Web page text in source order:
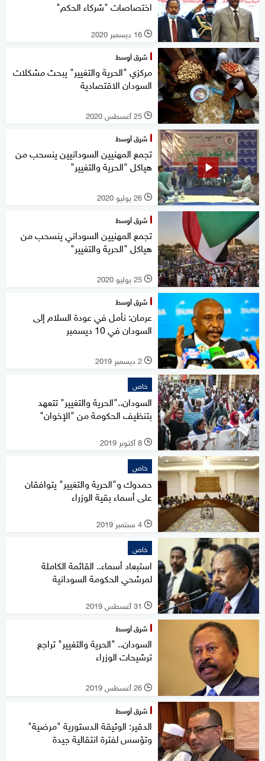
اختصاصات "شركاء الحكم"
l 16 ديسمبر 2020
شرق أوسط
مركزي "الحرية والتغيير" يبحث مشكلات
السودان الاقتصادية
l 25 أغسطس 2020
شرق أوسط
تجمع المهنيين السودانيين ينسحب من
هياكل "الحرية والتغيير"
l 26 يوليو 2020
شرق أوسط
تجمع المهنيين السوداني ينسحب من
هياكل "الحرية والتغيير"
l 25 يوليو 2020
شرق أوسط
عرمان: نأمل في عودة السلام إلى
السودان في 10 ديسمبر
l 2 ديسمبر 2019
خاص
السودان.."الحرية والتغيير" تتعهد
بتنظيف الحكومة من "الإخوان"
l 8 أكتوبر 2019
خاص
حمدوك و"الحرية والتغيير" يتوافقان
على أسماء بقية الوزراء
l 4 سبتمبر 2019
خاص
استبعاد أسماء.. القائمة الكاملة
لمرشحي الحكومة السودانية
l 31 أغسطس 2019
شرق أوسط
السودان.. "الحرية والتغيير" تراجع
ترشيحات الوزراء
l 26 أغسطس 2019
شرق أوسط
الدقير: الوثيقة الدستورية "مرضية"
وتؤسس لفترة انتقالية جيدة